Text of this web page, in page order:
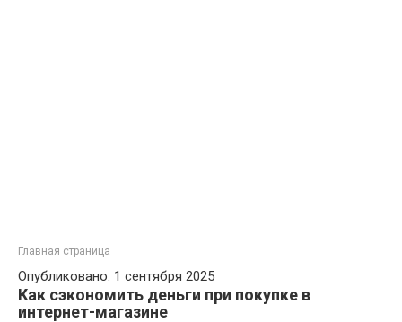
Главная страница
Опубликовано: 1 сентября 2025
Как сэкономить деньги при покупке в
интернет-магазине